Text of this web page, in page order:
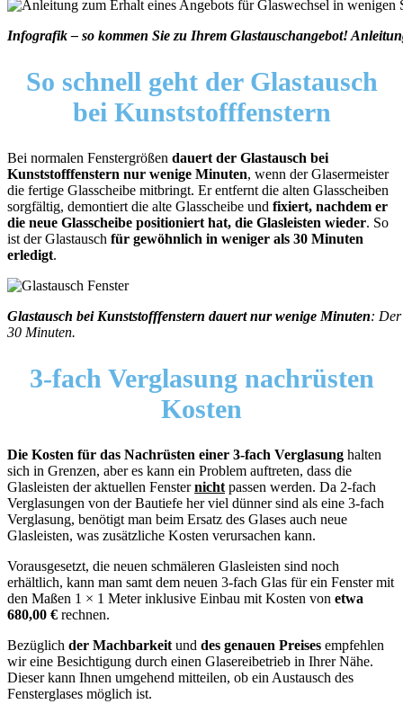
Infografik – so kommen Sie zu Ihrem Glastauschangebot!
So schnell geht der Glastausch
bei Kunststofffenstern
Bei normalen Fenstergrößen dauert der Glastausch bei
Kunststofffenstern nur wenige Minuten, wenn der Glasermeister
die fertige Glasscheibe mitbringt. Er entfernt die alten Glasscheiben
sorgfältig, demontiert die alte Glasscheibe und fixiert, nachdem er
die neue Glasscheibe positioniert hat, die Glasleisten wieder. So
ist der Glastausch für gewöhnlich in weniger als 30 Minuten
erledigt.
Glastausch bei Kunststofffenstern dauert nur wenige Minuten: Der
30 Minuten.
3-fach Verglasung nachrüsten
Kosten
Die Kosten für das Nachrüsten einer 3-fach Verglasung halten
sich in Grenzen, aber es kann ein Problem auftreten, dass die
Glasleisten der aktuellen Fensternicht passen werden. Da 2-fach
Verglasungen von der Bautiefe her viel dünner sind als eine 3-fach
Verglasung, benötigt man beim Ersatz des Glases auch neue
Glasleisten, was zusätzliche Kosten verursachen kann.
Vorausgesetzt, die neuen schmäleren Glasleisten sind noch
erhältlich, kann man samt dem neuen 3-fach Glas für ein Fenster mit
den Maßen 1 × 1 Meter inklusive Einbau mit Kosten von etwa
680,00 € rechnen.
Bezüglich der Machbarkeit und des genauen Preises empfehlen
wir eine Besichtigung durch einen Glasereibetrieb in Ihrer Nähe.
Dieser kann Ihnen umgehend mitteilen, ob ein Austausch des
Fensterglases möglich ist.